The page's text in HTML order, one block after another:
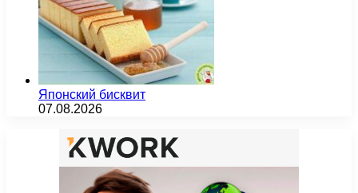
Японский бисквит
07.08.2026